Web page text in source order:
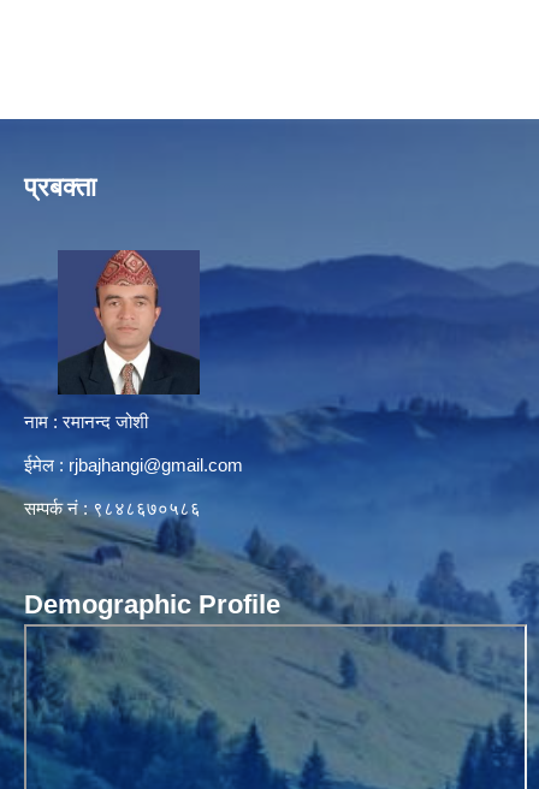
प्रबक्ता
नाम : रमानन्द जोशी
ईमेल : rjbajhangi@gmail.com
सम्पर्क नं : ९८४८६७०५८६
Demographic Profile